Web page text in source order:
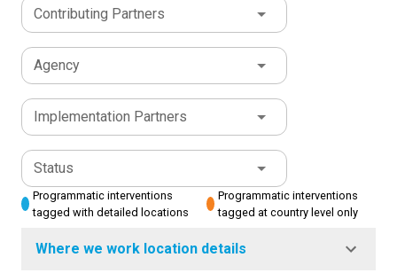
Contributing Partners
Agency
Implementation Partners
Status
Programmatic interventions
tagged with detailed locations
Programmatic interventions
tagged at country level only
Where we work location details